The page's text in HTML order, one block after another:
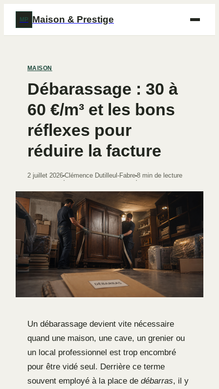
MP Maison & Prestige
MAISON
Débarassage : 30 à
60 €/m³ et les bons
réflexes pour
réduire la facture
2 juillet 2026
·
Clémence Dutilleul-Fabre
·
8 min de lecture
Un débarassage devient vite nécessaire
quand une maison, une cave, un grenier ou
un local professionnel est trop encombré
pour être vidé seul. Derrière ce terme
souvent employé à la place de débarras, il y